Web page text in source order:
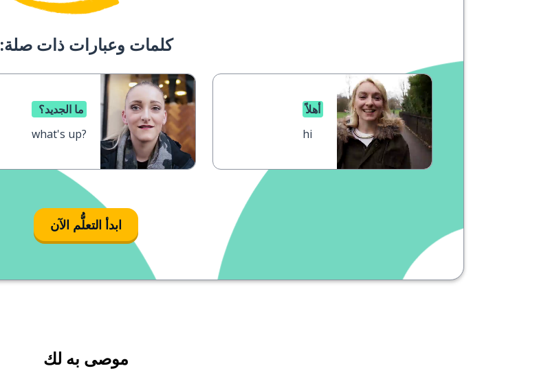
كلمات وعبارات ذات صلة:
أهلاً
hi
ما الجديد؟
what's up?
ابدأ التعلُّم الآن
موصى به لك